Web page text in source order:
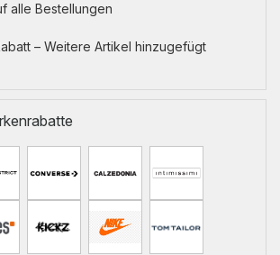
alle Bestellungen
– Weitere Artikel hinzugefügt